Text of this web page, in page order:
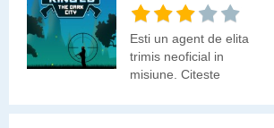
Esti un agent de elita
trimis neoficial in
misiune. Citeste